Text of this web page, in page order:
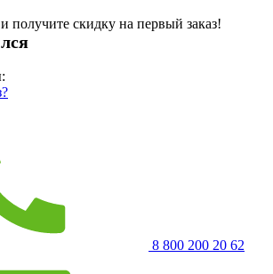
и получите скидку на первый заказ!
8 800 200 20 62